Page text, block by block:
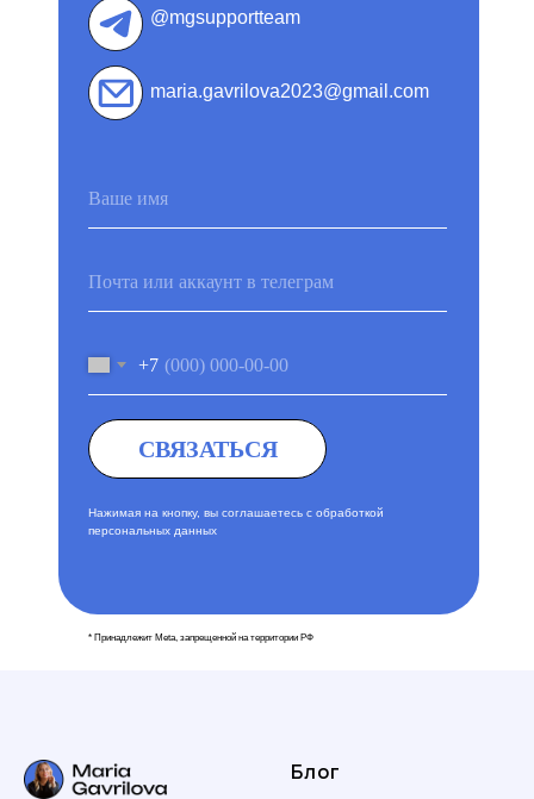
@mgsupportteam
maria.gavrilova2023@gmail.com
+7
СВЯЗАТЬСЯ
Нажимая на кнопку, вы соглашаетесь с обработкой
персональных данных
* Принадлежит Meta, запрещенной на территории РФ
Блог